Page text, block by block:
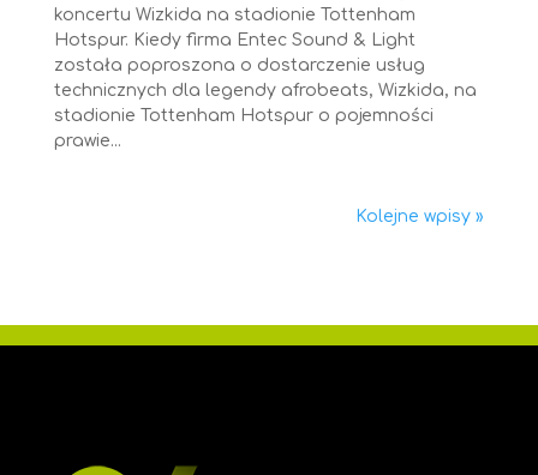
koncertu Wizkida na stadionie Tottenham
Hotspur. Kiedy firma Entec Sound & Light
została poproszona o dostarczenie usług
technicznych dla legendy afrobeats, Wizkida, na
stadionie Tottenham Hotspur o pojemności
prawie...
Kolejne wpisy »